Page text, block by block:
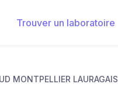
Trouver un laboratoire
MONTPELLIER LAURAGAIS